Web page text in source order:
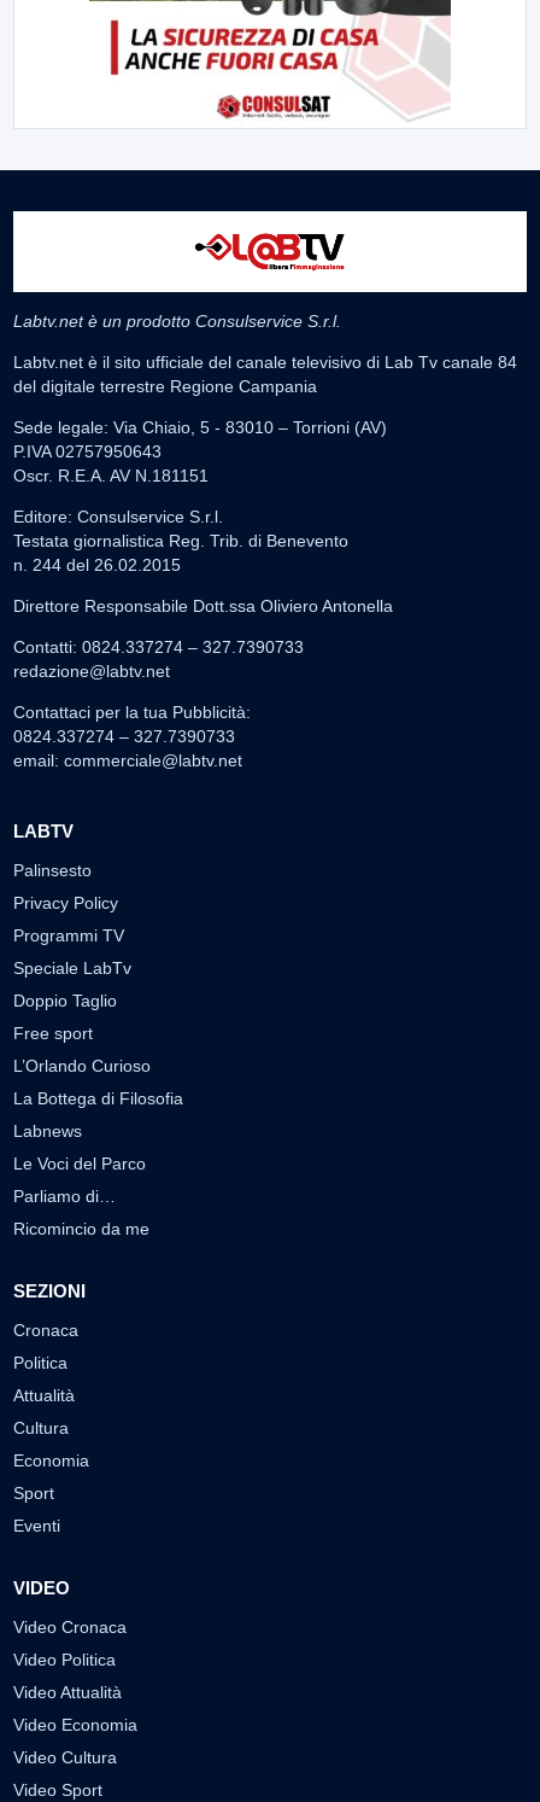
Labtv.net è un prodotto Consulservice S.r.l.
Labtv.net è il sito ufficiale del canale televisivo di Lab Tv canale 84
del digitale terrestre Regione Campania
Sede legale: Via Chiaio, 5 - 83010 – Torrioni (AV)
P.IVA 02757950643
Oscr. R.E.A. AV N.181151
Editore: Consulservice S.r.l.
Testata giornalistica Reg. Trib. di Benevento
n. 244 del 26.02.2015
Direttore Responsabile Dott.ssa Oliviero Antonella
Contatti: 0824.337274 – 327.7390733
redazione@labtv.net
Contattaci per la tua Pubblicità:
0824.337274 – 327.7390733
email: commerciale@labtv.net
LABTV
Palinsesto
Privacy Policy
Programmi TV
Speciale LabTv
Doppio Taglio
Free sport
L’Orlando Curioso
La Bottega di Filosofia
Labnews
Le Voci del Parco
Parliamo di…
Ricomincio da me
SEZIONI
Cronaca
Politica
Attualità
Cultura
Economia
Sport
Eventi
VIDEO
Video Cronaca
Video Politica
Video Attualità
Video Economia
Video Cultura
Video Sport